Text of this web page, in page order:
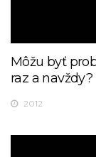
Môžu byť
raz a navždy?
2012